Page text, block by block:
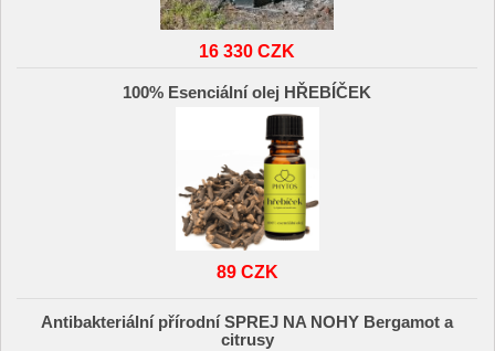
16 330 CZK
100% Esenciální olej HŘEBÍČEK
89 CZK
Antibakteriální přírodní SPREJ NA NOHY Bergamot a
citrusy